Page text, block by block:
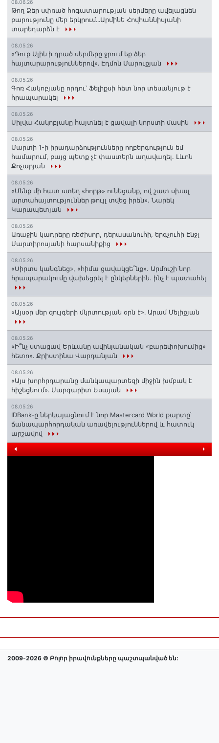
08.06.26
Թող Ձեր սփռած հոգատարության սերմերը ավելացնեն
բարությունը մեր երկրում․․․Արմինե Հովհաննիսյանի
տարեդարձն է
08.05.26
«Դուք Ալիևի դրած սերմերը ջրում եք ձեր
հայտարարություններով»․ Էդմոն Մարուքյան
08.05.26
Գոռ Հակոբյանը որդու՝ Ֆելիքսի հետ նոր տեսանյութ է
հրապարակել
08.05.26
Սիլվա Հակոբյանը հայտնել է ցավալի կորստի մասին
08.05.26
Մարտի 1-ի իրադարձությունները ողբերգություն եմ
համարում, բայց պետք չէ փաստերն աղավաղել. Լևոն
Քոչարյան
08.05.26
«Մենք մի հատ ստեղ «հորթ» ունեցանք, ով շատ սխալ
արտահայտություններ թույլ տվեց իրեն». Նարեկ
Կարապետյան
08.05.26
Առաջին կադրերը ռեժիսոր, դերասանուհի, երգչուհի Էնջլ
Մարտիրոսյանի հարսանիքից
08.05.26
«Սիրտս կանգնեց», «հիմա ցավակցե՞նք». Արմուշի նոր
հրապարակումը վախեցրել է ընկերներին. ինչ է պատահել
08.05.26
«Այսօր մեր զույգերի մկրտության օրն է»․ Արամ Մելիքյան
08.05.26
«Ի՞նչ ստացավ Երևանը ավինյանական «բարեփոխումից»
հետո»․ Քրիստինա Վարդանյան
08.05.26
«Այս խորհրդարանը մանկապարտեզի միջին խմբակ է
հիշեցնում»․ Մարգարիտ Եսայան
08.05.26
IDBank-ը ներկայացնում է նոր Mastercard World քարտը՝
ճանապարհորդական առավելություններով և հատուկ
արշավով
2009-2026 © Բոլոր իրավունքները պաշտպանված են: